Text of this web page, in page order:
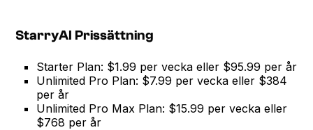
StarryAI Prissättning
Starter Plan: $1.99 per vecka eller $95.99 per år
Unlimited Pro Plan: $7.99 per vecka eller $384
per år
Unlimited Pro Max Plan: $15.99 per vecka eller
$768 per år